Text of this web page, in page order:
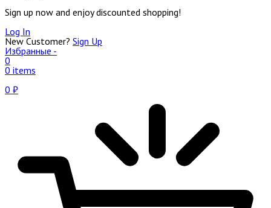
Sign up now and enjoy discounted shopping!
Log In
New Customer? Sign Up
Избранные -
0
0 items
0 ₽